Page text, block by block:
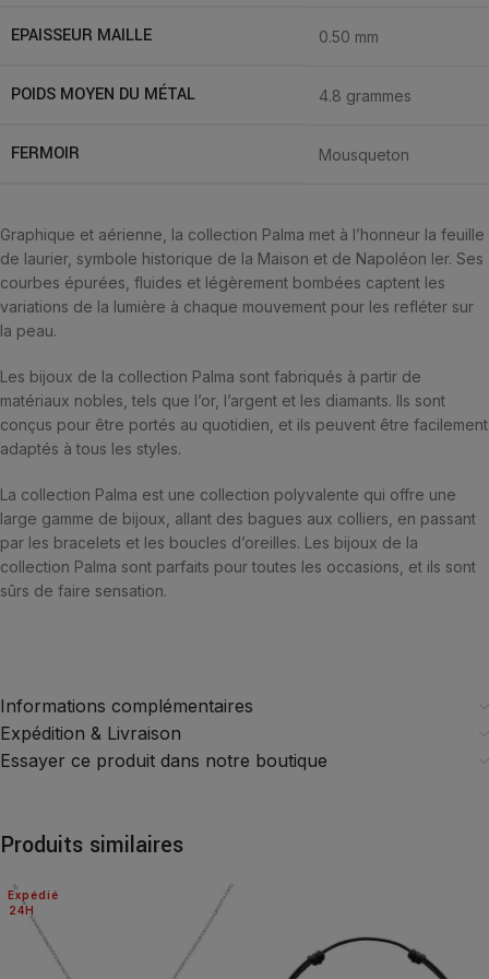
EPAISSEUR MAILLE 0.50 mm
POIDS MOYEN DU MÉTAL 4.8 grammes
FERMOIR Mousqueton
Graphique et aérienne, la collection Palma met à l’honneur la feuille
de laurier, symbole historique de la Maison et de Napoléon Ier. Ses
courbes épurées, fluides et légèrement bombées captent les
variations de la lumière à chaque mouvement pour les refléter sur
la peau.
Les bijoux de la collection Palma sont fabriqués à partir de
matériaux nobles, tels que l’or, l’argent et les diamants. Ils sont
conçus pour être portés au quotidien, et ils peuvent être facilement
adaptés à tous les styles.
La collection Palma est une collection polyvalente qui offre une
large gamme de bijoux, allant des bagues aux colliers, en passant
par les bracelets et les boucles d’oreilles. Les bijoux de la
collection Palma sont parfaits pour toutes les occasions, et ils sont
sûrs de faire sensation.
Informations complémentaires
Expédition & Livraison
Essayer ce produit dans notre boutique
Produits similaires
24H
Expédié